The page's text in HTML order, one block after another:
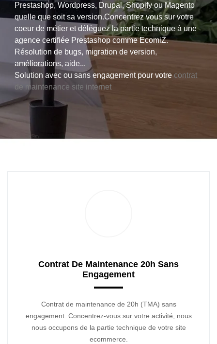
Prestashop, Wordpress, Drupal, Shopify ou Magento
quelle que soit sa version.Concentrez vous sur votre
coeur de métier et déléguez la partie technique à une
agence certifiée Prestashop comme EcomiZ.
Résolution de bugs, migration de version,
améliorations, aide...
Solution avec ou sans engagement pour votre contrat
de maintenance site internet
Contrat De Maintenance 20h Sans
Engagement
Contrat de maintenance de 20h (TMA) sans
engagement. Concentrez-vous sur votre activité, nous
nous occupons de la partie technique de votre site
ecommerce.